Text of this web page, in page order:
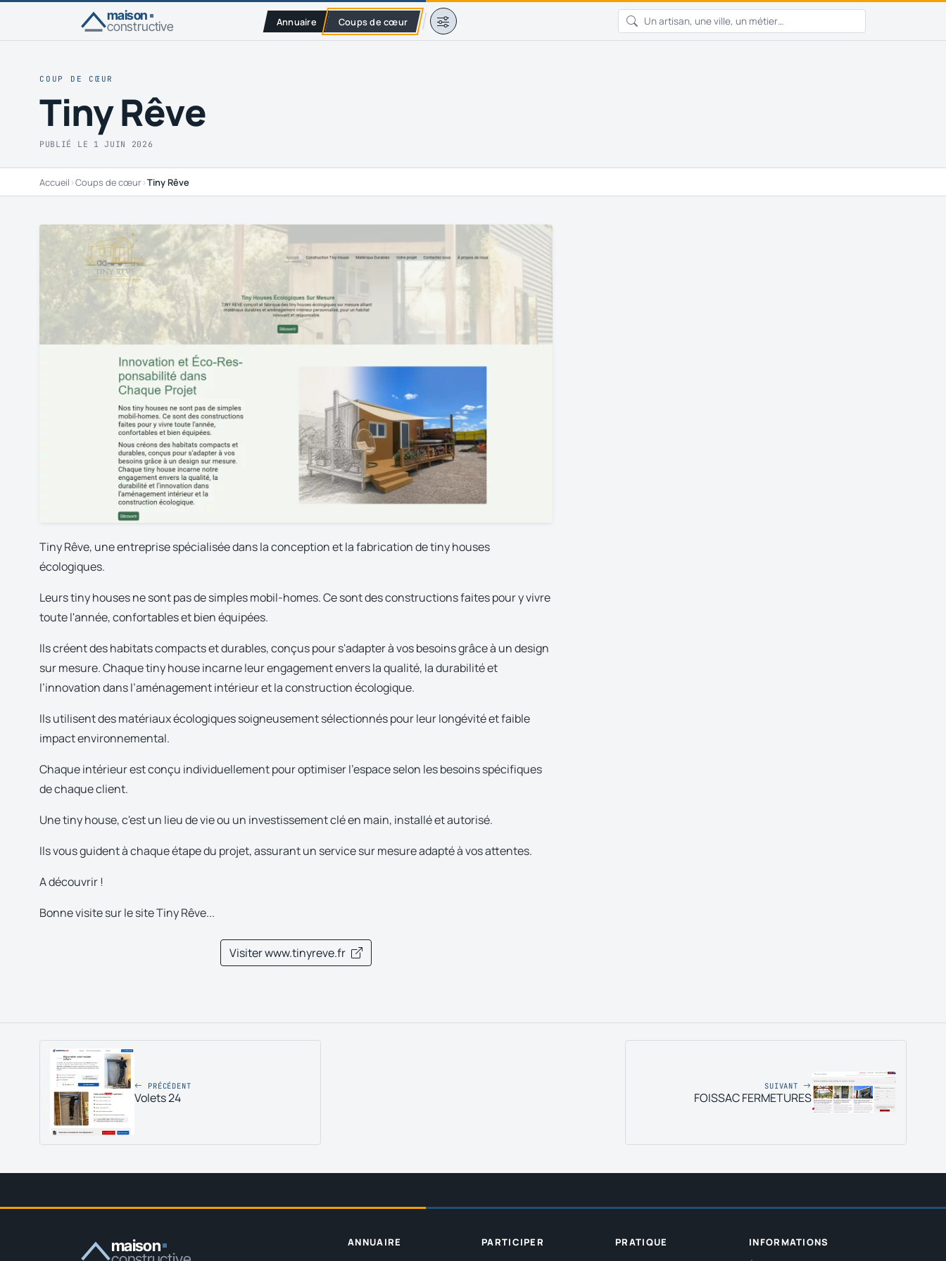
maison
constructive Annuaire Coups de cœur
COUP DE CŒUR
Tiny Rêve
PUBLIÉ LE 1 JUIN 2026
Accueil ›Coups de cœur›Tiny Rêve
Tiny Rêve, une entreprise spécialisée dans la conception et la fabrication de tiny houses
écologiques.
Leurs tiny houses ne sont pas de simples mobil-homes. Ce sont des constructions faites pour y vivre
toute l'année, confortables et bien équipées.
Ils créent des habitats compacts et durables, conçus pour s'adapter à vos besoins grâce à un design
sur mesure. Chaque tiny house incarne leur engagement envers la qualité, la durabilité et
l’innovation dans l’aménagement intérieur et la construction écologique.
Ils utilisent des matériaux écologiques soigneusement sélectionnés pour leur longévité et faible
impact environnemental.
Chaque intérieur est conçu individuellement pour optimiser l’espace selon les besoins spécifiques
de chaque client.
Une tiny house, c'est un lieu de vie ou un investissement clé en main, installé et autorisé.
Ils vous guident à chaque étape du projet, assurant un service sur mesure adapté à vos attentes.
A découvrir !
Bonne visite sur le site Tiny Rêve...
Visiter www.tinyreve.fr
PRÉCÉDENT
Volets 24
SUIVANT
FOISSAC FERMETURES
maison ANNUAIRE PARTICIPER PRATIQUE INFORMATIONS